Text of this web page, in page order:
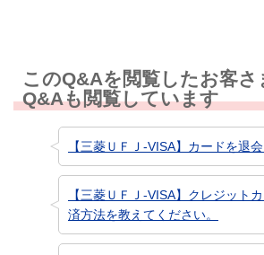
このQ&Aを閲覧したお客
Q&Aも閲覧しています
【三菱ＵＦＪ-VISA】カードを退
【三菱ＵＦＪ-VISA】クレジット
済方法を教えてください。